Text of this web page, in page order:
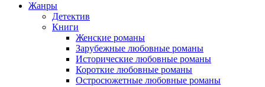
Жанры
Детектив
Книги
Женские романы
Зарубежные любовные романы
Исторические любовные романы
Короткие любовные романы
Остросюжетные любовные романы